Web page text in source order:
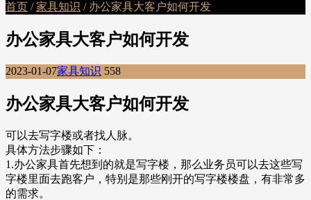
首页 /家具知识 / 办公家具大客户如何开发
办公家具大客户如何开发
2023-01-07家具知识 558
办公家具大客户如何开发
可以去写字楼或者找人脉。
具体方法步骤如下：
1.办公家具首先想到的就是写字楼，那么业务员可以去这些写
字楼里面去跑客户，特别是那些刚开的写字楼楼盘，有非常多
的需求。